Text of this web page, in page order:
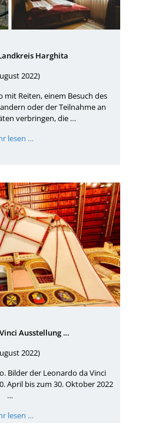
Harghita
2022)
mit Reiten, einem Besuch des
oder der Teilnahme an
verbringen, die …
lesen …
Ausstellung …
2022)
Bilder der Leonardo da Vinci
April bis zum 30. Oktober 2022
…
lesen …